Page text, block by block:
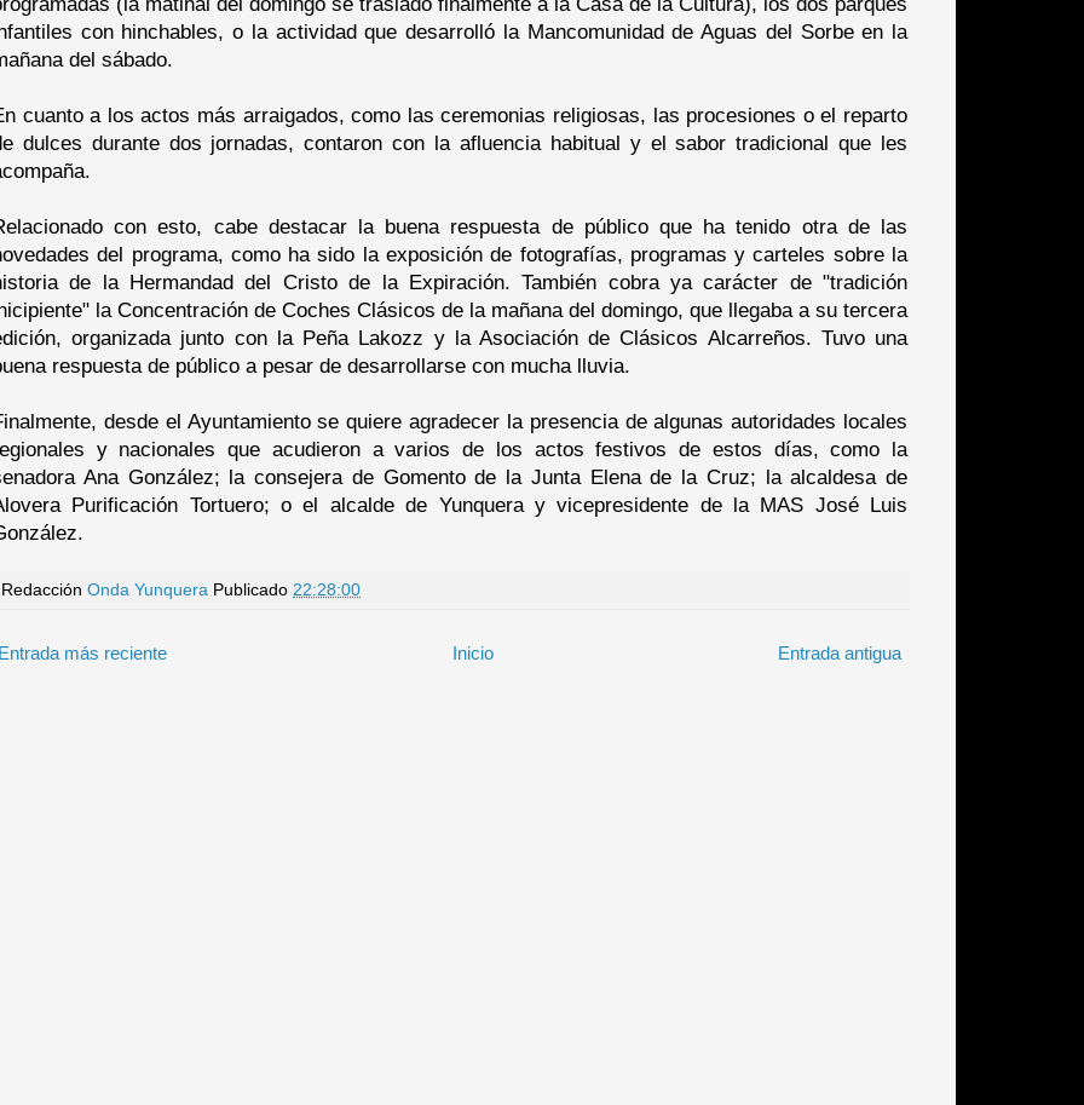
con hinchables, o la actividad que desarrolló la Mancomunidad de Aguas del Sorbe en la
del sábado.
cuanto a los actos más arraigados, como las ceremonias religiosas, las procesiones o el reparto
dulces durante dos jornadas, contaron con la afluencia habitual y el sabor tradicional que les
con esto, cabe destacar la buena respuesta de público que ha tenido otra de las
del programa, como ha sido la exposición de fotografías, programas y carteles sobre la
de la Hermandad del Cristo de la Expiración. También cobra ya carácter de "tradición
la Concentración de Coches Clásicos de la mañana del domingo, que llegaba a su tercera
organizada junto con la Peña Lakozz y la Asociación de Clásicos Alcarreños. Tuvo una
respuesta de público a pesar de desarrollarse con mucha lluvia.
desde el Ayuntamiento se quiere agradecer la presencia de algunas autoridades locales
y nacionales que acudieron a varios de los actos festivos de estos días, como la
Ana González; la consejera de Gomento de la Junta Elena de la Cruz; la alcaldesa de
Purificación Tortuero; o el alcalde de Yunquera y vicepresidente de la MAS José Luis
Redacción Onda Yunquera Publicado 22:28:00
más reciente Entrada antigua
Inicio